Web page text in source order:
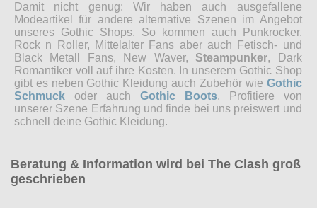
Damit nicht genug: Wir haben auch ausgefallene
Modeartikel für andere alternative Szenen im Angebot
unseres Gothic Shops. So kommen auch Punkrocker,
Rock n Roller, Mittelalter Fans aber auch Fetisch- und
Black Metall Fans, New Waver, Steampunker, Dark
Romantiker voll auf ihre Kosten. In unserem Gothic Shop
gibt es neben Gothic Kleidung auch Zubehör wie Gothic
Schmuck oder auch Gothic Boots. Profitiere von
unserer Szene Erfahrung und finde bei uns preiswert und
schnell deine Gothic Kleidung.
Beratung & Information wird bei The Clash groß
geschrieben